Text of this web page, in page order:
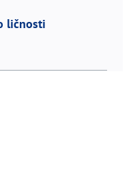
ličnosti